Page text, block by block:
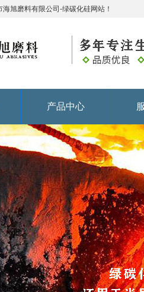
旭磨料有限公司-绿碳化硅网站！
产品中心